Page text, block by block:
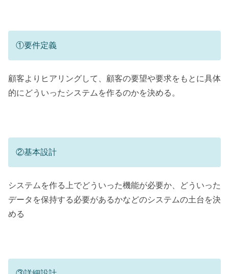
①要件定義
顧客よりヒアリングして、顧客の要望や要求をもとに具体
的にどういったシステムを作るのかを決める。
②基本設計
システムを作る上でどういった機能が必要か、どういった
データを保持する必要があるかなどのシステムの土台を決
める